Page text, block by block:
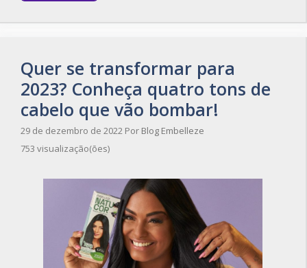
Quer se transformar para
2023? Conheça quatro tons de
cabelo que vão bombar!
29 de dezembro de 2022 Por Blog Embelleze
753 visualização(ões)